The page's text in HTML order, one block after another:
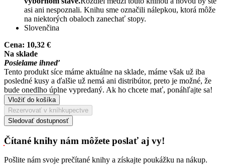
asi ani nespoznali. Knihu sme označili nálepkou, ktorá môže
na niektorých obaloch zanechať stopy.
Slovenčina
Cena: 10,32 €
Na sklade
Posielame ihneď
Tento produkt síce máme aktuálne na sklade, máme však už iba
posledné kusy a ďalšie už nemá ani distribútor, preto je možné, že
bude onedlho úplne vypredaný. Ak ho chcete mať, ponáhľajte sa!
Vložiť do košíka
Rezervovať v kníhkupectve
Sledovať dostupnosť
Čítané knihy nám môžete poslať aj vy!
Pošlite nám svoje prečítané knihy a získajte poukážku na nákup.